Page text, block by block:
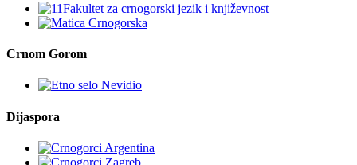
Crnom Gorom
Dijaspora